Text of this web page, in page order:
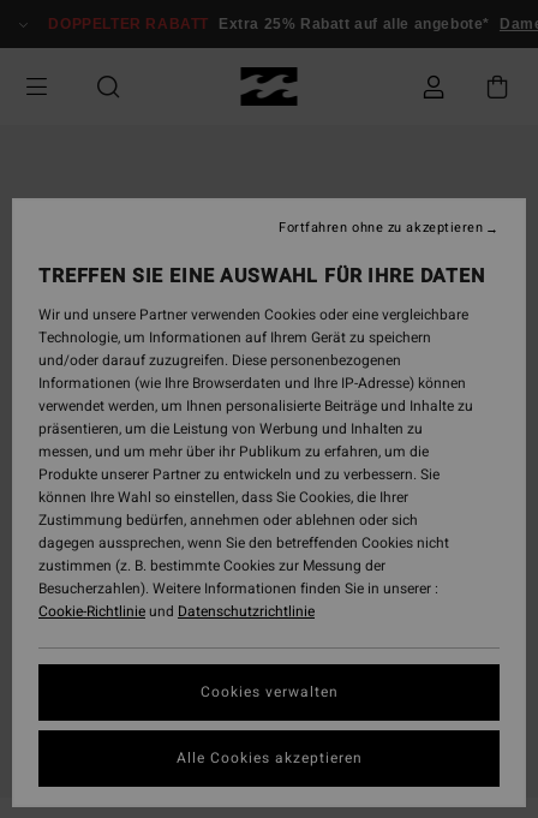
zur
springen
DOPPELTER RABATT Extra 25% Rabatt auf alle angebote* Damen
TREFFEN SIE EINE AUSWAHL FÜR IHRE DATEN
Wir und unsere Partner verwenden Cookies oder eine vergleichbare
Technologie, um Informationen auf Ihrem Gerät zu speichern
und/oder darauf zuzugreifen. Diese personenbezogenen
Informationen (wie Ihre Browserdaten und Ihre IP-Adresse) können
verwendet werden, um Ihnen personalisierte Beiträge und Inhalte zu
präsentieren, um die Leistung von Werbung und Inhalten zu
messen, und um mehr über ihr Publikum zu erfahren, um die
Produkte unserer Partner zu entwickeln und zu verbessern. Sie
können Ihre Wahl so einstellen, dass Sie Cookies, die Ihrer
Zustimmung bedürfen, annehmen oder ablehnen oder sich
dagegen aussprechen, wenn Sie den betreffenden Cookies nicht
zustimmen (z. B. bestimmte Cookies zur Messung der
Besucherzahlen). Weitere Informationen finden Sie in unserer :
Cookie-Richtlinieund Datenschutzrichtlinie
Cookies verwalten
Fortfahren ohne zu akzeptieren
Alle Cookies akzeptieren